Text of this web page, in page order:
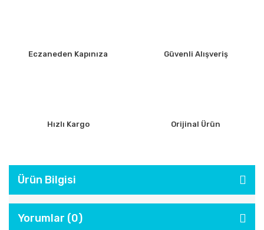
Eczaneden Kapınıza Güvenli Alışveriş
Hızlı Kargo Orijinal Ürün
Ürün Bilgisi
Yorumlar (0)